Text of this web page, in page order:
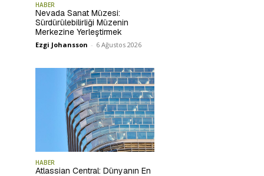
HABER
Nevada Sanat Müzesi:
Sürdürülebilirliği Müzenin
Merkezine Yerleştirmek
Ezgi Johansson - 6 Ağustos 2026
HABER
Atlassian Central: Dünyanın En